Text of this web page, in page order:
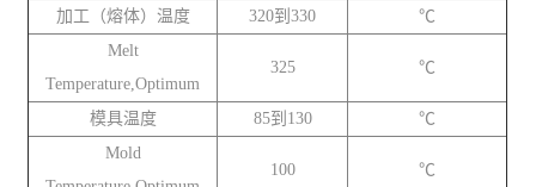
加工（熔体）温度
320到330
℃
Melt
Temperature,Optimum
325 ℃
模具温度 85到130
℃
Mold
100 ℃